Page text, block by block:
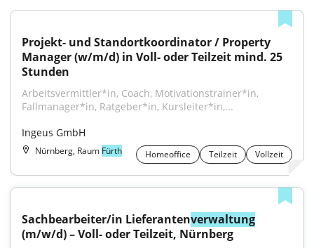
Projekt- und Standortkoordinator / Property
Manager (w/m/d) in Voll- oder Teilzeit mind. 25
Stunden
Arbeitsvermittler*in, Coach, Motivationstrainer*in,
Fallmanager*in, Ratgeber*in, Kursleiter*in,...
Ingeus GmbH
Nürnberg, Raum Fürth Homeoffice Teilzeit Vollzeit
Sachbearbeiter/in Lieferantenverwaltung
(m/w/d) – Voll- oder Teilzeit, Nürnberg